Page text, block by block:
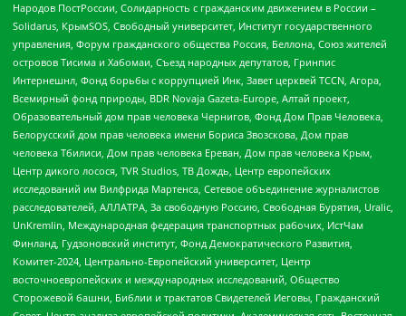
Народов ПостРоссии, Солидарность с гражданским движением в России –
Solidarus, КрымSOS, Свободный университет, Институт государственного
управления, Форум гражданского общества Россия, Беллона, Союз жителей
островов Тисима и Хабомаи, Съезд народных депутатов, Гринпис
Интернешнл, Фонд борьбы с коррупцией Инк, Завет церквей TCCN, Агора,
Всемирный фонд природы, BDR Novaja Gazeta-Europe, Алтай проект,
Образовательный дом прав человека Чернигов, Фонд Дом Прав Человека,
Белорусский дом прав человека имени Бориса Звозскова, Дом прав
человека Тбилиси, Дом прав человека Ереван, Дом прав человека Крым,
Центр дикого лосося, TVR Studios, ТВ Дождь, Центр европейских
исследований им Вилфрида Мартенса, Сетевое объединение журналистов
расследователей, АЛЛАТРА, За свободную Россию, Свободная Бурятия, Uralic,
UnKremlin, Международная федерация транспортных рабочих, ИстЧам
Финланд, Гудзоновский институт, Фонд Демократического Развития,
Комитет-2024, Центрально-Европейский университет, Центр
восточноевропейских и международных исследований, Общество
Сторожевой башни, Библии и трактатов Свидетелей Иеговы, Гражданский